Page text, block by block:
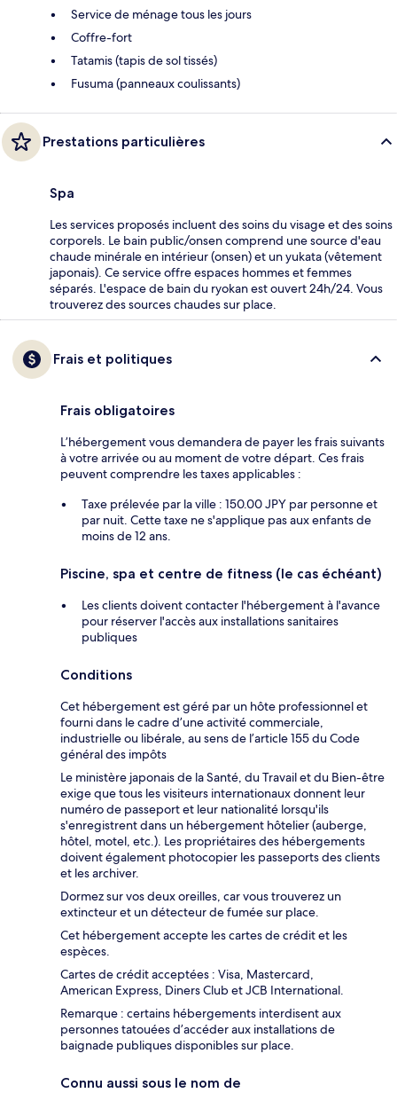
Service de ménage tous les jours
Coffre-fort
Tatamis (tapis de sol tissés)
Fusuma (panneaux coulissants)
Prestations particulières
Spa
Les services proposés incluent des soins du visage et des soins
corporels. Le bain public/onsen comprend une source d'eau
chaude minérale en intérieur (onsen) et un yukata (vêtement
japonais). Ce service offre espaces hommes et femmes
séparés. L'espace de bain du ryokan est ouvert 24h/24. Vous
trouverez des sources chaudes sur place.
Frais et politiques
Frais obligatoires
L’hébergement vous demandera de payer les frais suivants
à votre arrivée ou au moment de votre départ. Ces frais
peuvent comprendre les taxes applicables :
Taxe prélevée par la ville : 150.00 JPY par personne et
par nuit. Cette taxe ne s'applique pas aux enfants de
moins de 12 ans.
Piscine, spa et centre de fitness (le cas échéant)
Les clients doivent contacter l'hébergement à l'avance
pour réserver l'accès aux installations sanitaires
publiques
Conditions
Cet hébergement est géré par un hôte professionnel et
fourni dans le cadre d’une activité commerciale,
industrielle ou libérale, au sens de l’article 155 du Code
général des impôts
Le ministère japonais de la Santé, du Travail et du Bien-être
exige que tous les visiteurs internationaux donnent leur
numéro de passeport et leur nationalité lorsqu'ils
s'enregistrent dans un hébergement hôtelier (auberge,
hôtel, motel, etc.). Les propriétaires des hébergements
doivent également photocopier les passeports des clients
et les archiver.
Dormez sur vos deux oreilles, car vous trouverez un
extincteur et un détecteur de fumée sur place.
Cet hébergement accepte les cartes de crédit et les
espèces.
Cartes de crédit acceptées : Visa, Mastercard,
American Express, Diners Club et JCB International.
Remarque : certains hébergements interdisent aux
personnes tatouées d’accéder aux installations de
baignade publiques disponibles sur place.
Connu aussi sous le nom de